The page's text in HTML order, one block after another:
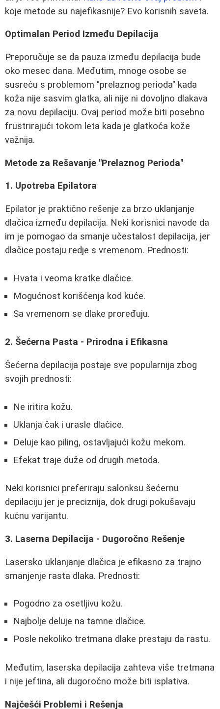
koje metode su najefikasnije? Evo korisnih saveta.
Optimalan Period Između Depilacija
Preporučuje se da pauza između depilacija bude
oko mesec dana. Međutim, mnoge osobe se
susreću s problemom "prelaznog perioda" kada
koža nije sasvim glatka, ali nije ni dovoljno dlakava
za novu depilaciju. Ovaj period može biti posebno
frustrirajući tokom leta kada je glatkoća kože
važnija.
Metode za Rešavanje "Prelaznog Perioda"
1. Upotreba Epilatora
Epilator je praktično rešenje za brzo uklanjanje
dlačica između depilacija. Neki korisnici navode da
im je pomogao da smanje učestalost depilacija, jer
dlačice postaju redje s vremenom. Prednosti:
Hvata i veoma kratke dlačice.
Mogućnost korišćenja kod kuće.
Sa vremenom se dlake proređuju.
2. Šećerna Pasta - Prirodna i Efikasna
Šećerna depilacija postaje sve popularnija zbog
svojih prednosti:
Ne iritira kožu.
Uklanja čak i urasle dlačice.
Deluje kao piling, ostavljajući kožu mekom.
Efekat traje duže od drugih metoda.
Neki korisnici preferiraju salonksu šećernu
depilaciju jer je preciznija, dok drugi pokušavaju
kućnu varijantu.
3. Laserna Depilacija - Dugoročno Rešenje
Lasersko uklanjanje dlačica je efikasno za trajno
smanjenje rasta dlaka. Prednosti:
Pogodno za osetljivu kožu.
Najbolje deluje na tamne dlačice.
Posle nekoliko tretmana dlake prestaju da rastu.
Međutim, laserska depilacija zahteva više tretmana
i nije jeftina, ali dugoročno može biti isplativa.
Najčešći Problemi i Rešenja